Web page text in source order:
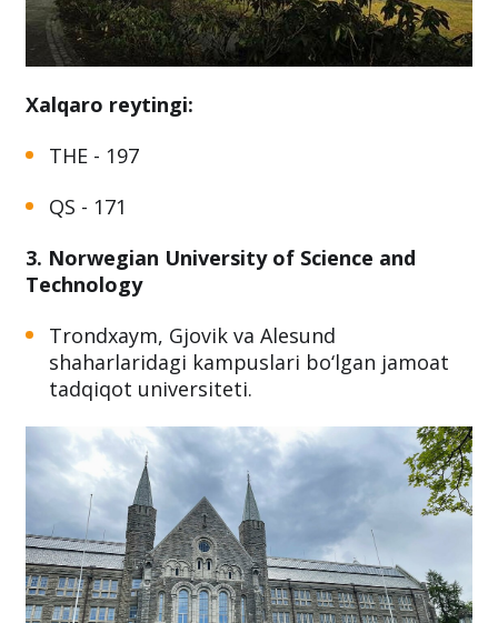
Xalqaro reytingi:
THE - 197
QS - 171
3. Norwegian University of Science and
Technology
Trondxaym, Gjovik va Alesund
shaharlaridagi kampuslari bo‘lgan jamoat
tadqiqot universiteti.